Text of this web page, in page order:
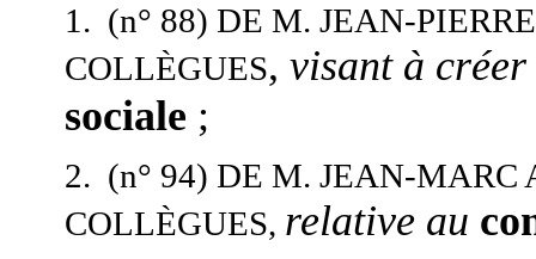
1. (n° 88) DE M. JEAN-
COLLÈGUES, visant à
sociale ;
2. (n° 94) DE M. JEAN-MARC
COLLÈGUES, relative au